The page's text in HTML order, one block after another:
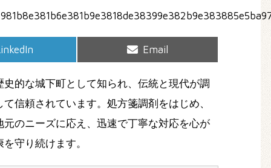
Share
Email
的な城下町として知られ、伝統と現代が調
信頼されています。処方箋調剤をはじめ、
のニーズに応え、迅速で丁寧な対応を心が
守り続けます。